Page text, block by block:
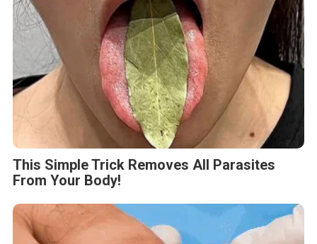
This Simple Trick Removes All Parasites
From Your Body!